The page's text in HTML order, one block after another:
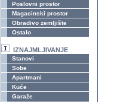
Poslovni prostor
Magacinski prostor
Obradivo zemljište
Ostalo
IZNAJMLJIVANJE
Stanovi
Sobe
Apartmani
Kuće
Garaže